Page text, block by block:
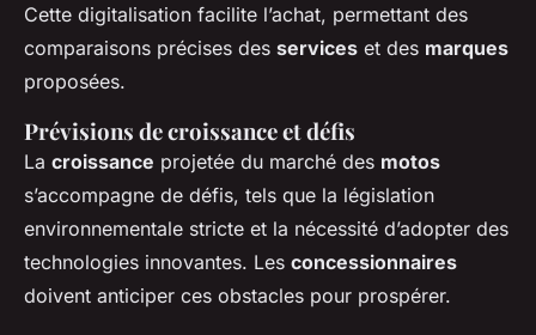
Cette digitalisation facilite l’achat, permettant des
comparaisons précises des services et des marques
proposées.
Prévisions de croissance et défis
La croissance projetée du marché des motos
s’accompagne de défis, tels que la législation
environnementale stricte et la nécessité d’adopter des
technologies innovantes. Les concessionnaires
doivent anticiper ces obstacles pour prospérer.